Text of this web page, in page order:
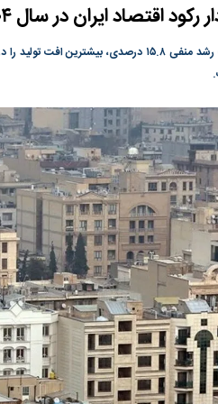
اقتصاد ایران در سال ۱۴۰۴ شد
بخش ساختمان با ثبت رشد منفی ۱۵.۸
جدید یا پایان
در وزارت نفت
پاسخگویی احساس
رصد شوند
شاخص کل
هجوم نقدینگی به
هم‌وزن در قله تاریخی